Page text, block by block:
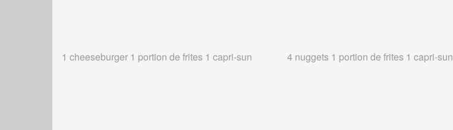
1 cheeseburger 1 portion de frites 1 capri-sun 4 nuggets 1 portion de frites 1 capri-sun